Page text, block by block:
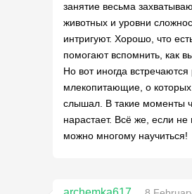
занятие весьма
животных и уровни
интригуют. Хорошо, что
помогают вспомнить, как
Но вот иногда встречаются
млекопитающие, о
слышал. В такие моменты
нарастает. Всё же, если не
можно многому научиться!